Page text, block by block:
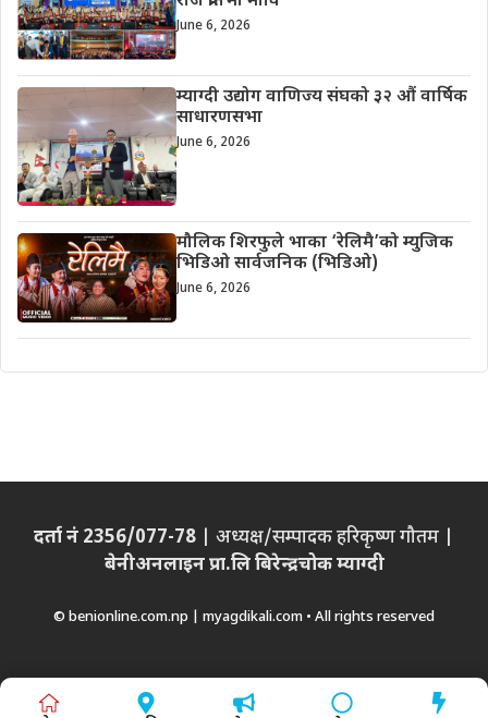
June 6, 2026
म्याग्दी उद्योग वाणिज्य संघको ३२ औं वार्षिक
साधारणसभा
June 6, 2026
मौलिक शिरफुले भाका ‘रेलिमै’को म्युजिक
भिडिओ सार्वजनिक (भिडिओ)
June 6, 2026
दर्ता नं 2356/077-78 | अध्यक्ष/सम्पादक हरिकृष्ण गौतम |
बेनीअनलाइन प्रा.लि बिरेन्द्रचोक म्याग्दी
© benionline.com.np | myagdikali.com • All rights reserved